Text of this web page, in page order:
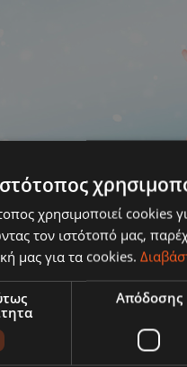
χρησιμοποιεί cookies
τον ιστότοπό μας,
μας για τα cookies.
Απόδοσης